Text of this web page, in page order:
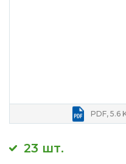
23 шт.
PDF, 5.6